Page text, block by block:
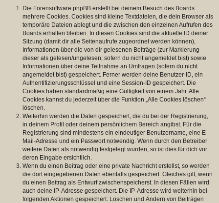
Die Forensoftware phpBB erstellt bei deinem Besuch des Boards
mehrere Cookies. Cookies sind kleine Textdateien, die dein Browser als
temporäre Dateien ablegt und die zwischen den einzelnen Aufrufen des
Boards erhalten bleiben. In diesen Cookies sind die aktuelle ID deiner
Sitzung (damit dir alle Seitenaufrufe zugeordnet werden können),
Informationen über die von dir gelesenen Beiträge (zur Markierung
dieser als gelesen/ungelesen; sofern du nicht angemeldet bist) sowie
Informationen über deine Teilnahme an Umfragen (sofern du nicht
angemeldet bist) gespeichert. Ferner werden deine Benutzer-ID, ein
Authentifizierungsschlüssel und eine Session-ID gespeichert. Die
Cookies haben standardmäßig eine Gültigkeit von einem Jahr. Alle
Cookies kannst du jederzeit über die Funktion „Alle Cookies löschen“
löschen.
Weiterhin werden die Daten gespeichert, die du bei der Registrierung,
in deinem Profil oder deinem persönlichem Bereich angibst. Für die
Registrierung sind mindestens ein eindeutiger Benutzername, eine E-
Mail-Adresse und ein Passwort notwendig. Wenn durch den Betreiber
weitere Daten als notwendig festgelegt wurden, so ist dies für dich vor
deren Eingabe ersichtlich.
Wenn du einen Beitrag oder eine private Nachricht erstellst, so werden
die dort eingegebenen Daten ebenfalls gespeichert. Gleiches gilt, wenn
du einen Beitrag als Entwurf zwischenspeicherst. In diesen Fällen wird
auch deine IP-Adresse gespeichert. Die IP-Adresse wird weiterhin bei
folgenden Aktionen gespeichert: Löschen und Ändern von Beiträgen